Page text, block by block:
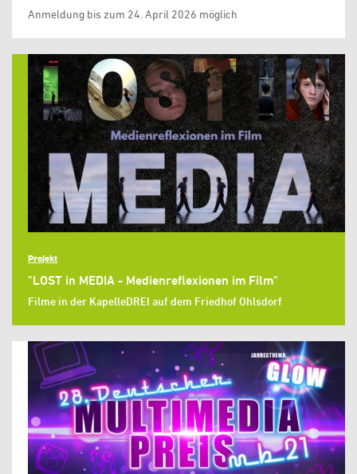
Anmeldung bis zum 24. April 2026 möglich
Projekt
"LOST in MEDIA - Medienreflexionen im Film"
Filme in der KapelleDREI auf dem Friedhof Ohlsdorf